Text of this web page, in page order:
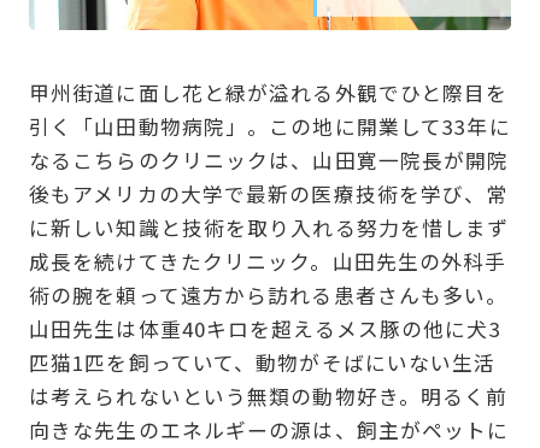
甲州街道に面し花と緑が溢れる外観でひと際目を
引く「山田動物病院」。この地に開業して33年に
なるこちらのクリニックは、山田寛一院長が開院
後もアメリカの大学で最新の医療技術を学び、常
に新しい知識と技術を取り入れる努力を惜しまず
成長を続けてきたクリニック。山田先生の外科手
術の腕を頼って遠方から訪れる患者さんも多い。
山田先生は体重40キロを超えるメス豚の他に犬3
匹猫1匹を飼っていて、動物がそばにいない生活
は考えられないという無類の動物好き。明るく前
向きな先生のエネルギーの源は、飼主がペットに